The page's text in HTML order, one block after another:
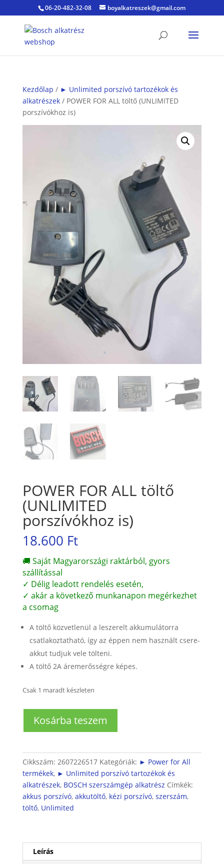
06-20-482-32-08 boyalkatreszek@gmail.com
Kezdőlap / ► Unlimited porszívó tartozékok és
alkatrészek/ POWER FOR ALL töltő (UNLIMITED
porszívókhoz is)
POWER FOR ALL töltő
(UNLIMITED
porszívókhoz is)
18.600 Ft
🚚 Saját Magyarországi raktárból, gyors
szállítással
✓ Délig leadott rendelés esetén,
✓ akár a következő munkanapon megérkezhet
a csomag
A töltő közvetlenül a leszerelt akkumulátorra
csatlakoztatható, így az éppen nem használt csere-
akkut tudjuk vele tölteni.
A töltő 2A áremerősségre képes.
Csak 1 maradt készleten
FOR
(UNLIMITED
porszívókhoz
is)
mennyiség
Kosárba teszem
Cikkszám: 2607226517 Kategóriák: ► Power for All
termékek, ► Unlimited porszívó tartozékok és
alkatrészek, BOSCH szerszámgép alkatrész Címkék:
akkus porszívó, akkutöltő, kézi porszívó, szerszám,
töltő, Unlimited
Leírás